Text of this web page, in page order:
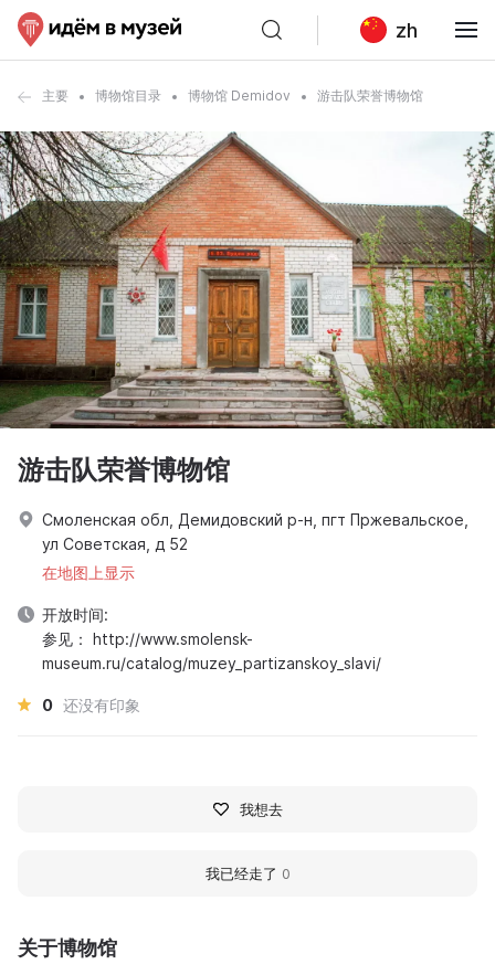
zh
主要 博物馆目录 博物馆 Demidov 游击队荣誉博物馆
关于博物馆
游击队荣誉博物馆
Смоленская обл, Демидовский р-н, пгт Пржевальское,
ул Советская, д 52
在地图上显示
开放时间:
参见： http://www.smolensk-
museum.ru/catalog/muzey_partizanskoy_slavi/
0 还没有印象
我想去
我已经走了 0